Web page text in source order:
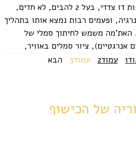
האת'מה הוא פגיון מכשפות דו צדדי, בעל 2 להבים, לא חדים,
ופעמים רבות נמצא אותו בתהליך
האת'מה משמש לחיתוך סמלי של
אנרגטיים), ציור סמלים באוויר,
1 עמוד2 עמוד3 הבא
של הכישוף